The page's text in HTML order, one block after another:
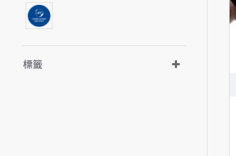
標籤